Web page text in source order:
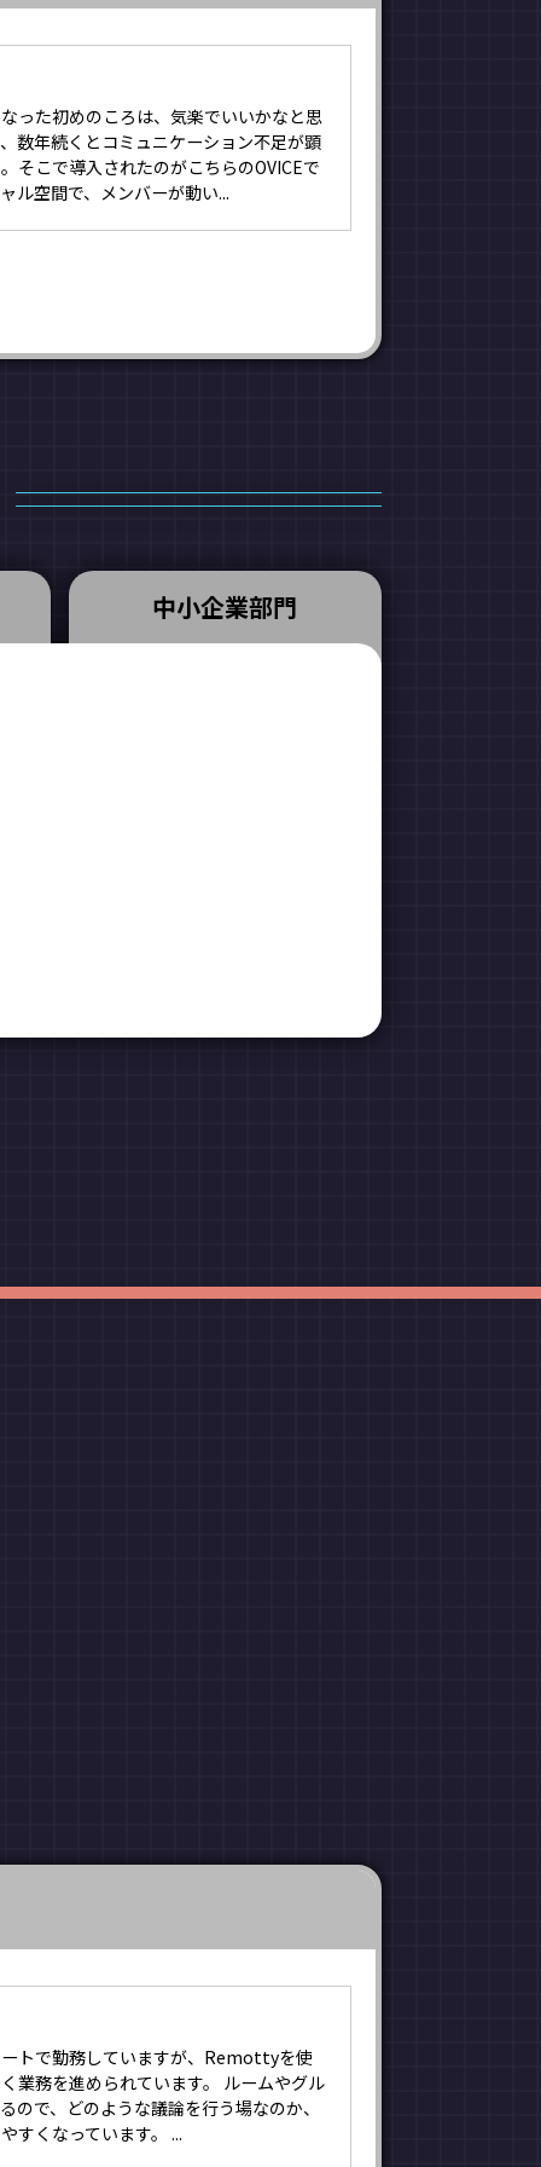
った初めのころは、気楽でいいかなと思
数年続くとコミュニケーション不足が顕
そこで導入されたのがこちらのOVICEで
ル空間で、メンバーが動い...
中小企業部門
トで勤務していますが、Remottyを使
業務を進められています。 ルームやグル
ので、どのような議論を行う場なのか、
すくなっています。 ...